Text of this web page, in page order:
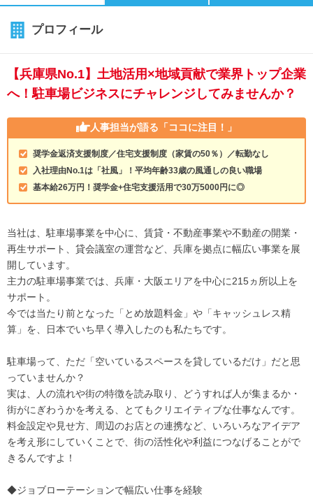
プロフィール
【兵庫県No.1】土地活用×地域貢献で業界トップ企業
へ！駐車場ビジネスにチャレンジしてみませんか？
人事担当が語る 「ココに注目！」
奨学金返済支援制度／住宅支援制度（家賃の50％）／転勤なし
入社理由No.1は「社風」！平均年齢33歳の風通しの良い職場
基本給26万円！奨学金+住宅支援活用で30万5000円に◎
当社は、駐車場事業を中心に、賃貸・不動産事業や不動産の開業・
再生サポート、貸会議室の運営など、兵庫を拠点に幅広い事業を展
開しています。
主力の駐車場事業では、兵庫・大阪エリアを中心に215ヵ所以上を
サポート。
今では当たり前となった「とめ放題料金」や「キャッシュレス精
算」を、日本でいち早く導入したのも私たちです。
駐車場って、ただ「空いているスペースを貸しているだけ」だと思
っていませんか？
実は、人の流れや街の特徴を読み取り、どうすれば人が集まるか・
街がにぎわうかを考える、とてもクリエイティブな仕事なんです。
料金設定や見せ方、周辺のお店との連携など、いろいろなアイデア
を考え形にしていくことで、街の活性化や利益につなげることがで
きるんですよ！
◆ジョブローテーションで幅広い仕事を経験